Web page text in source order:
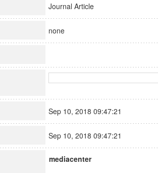
Journal Article
none
Sep 10, 2018 09:47:21
Sep 10, 2018 09:47:21
mediacenter